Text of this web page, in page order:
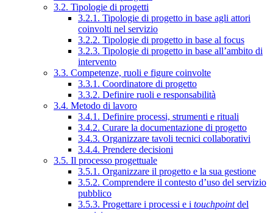
3.2. Tipologie di progetti
3.2.1. Tipologie di progetto in base agli attori
coinvolti nel servizio
3.2.2. Tipologie di progetto in base al focus
3.2.3. Tipologie di progetto in base all’ambito di
intervento
3.3. Competenze, ruoli e figure coinvolte
3.3.1. Coordinatore di progetto
3.3.2. Definire ruoli e responsabilità
3.4. Metodo di lavoro
3.4.1. Definire processi, strumenti e rituali
3.4.2. Curare la documentazione di progetto
3.4.3. Organizzare tavoli tecnici collaborativi
3.4.4. Prendere decisioni
3.5. Il processo progettuale
3.5.1. Organizzare il progetto e la sua gestione
3.5.2. Comprendere il contesto d’uso del servizio
pubblico
3.5.3. Progettare i processi e i touchpointdel